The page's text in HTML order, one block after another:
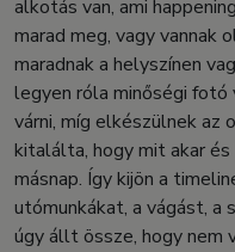
alkotás van, ami
marad meg, vagy
maradnak a helyszínen
legyen róla minőségi
várni, míg elkészülnek az
kitalálta, hogy mit akar
másnap. Így kijön a
utómunkákat, a vágást, a
úgy állt össze, hogy nem